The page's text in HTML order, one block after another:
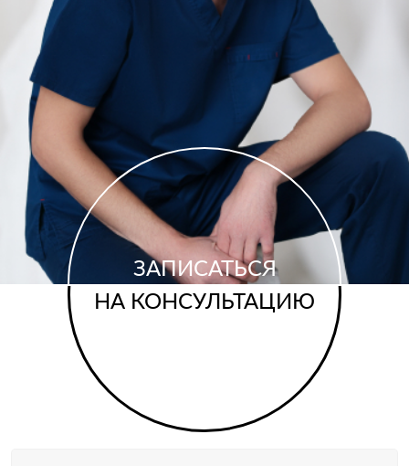
ЗАПИСАТЬСЯ
НА КОНСУЛЬТАЦИЮ